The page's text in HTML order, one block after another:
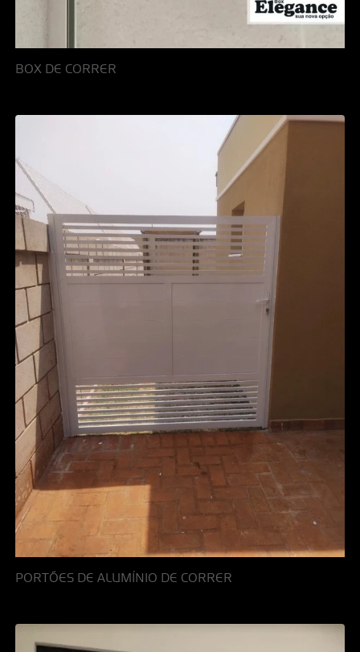
BOX DE CORRER
PORTÕES DE ALUMÍNIO DE CORRER